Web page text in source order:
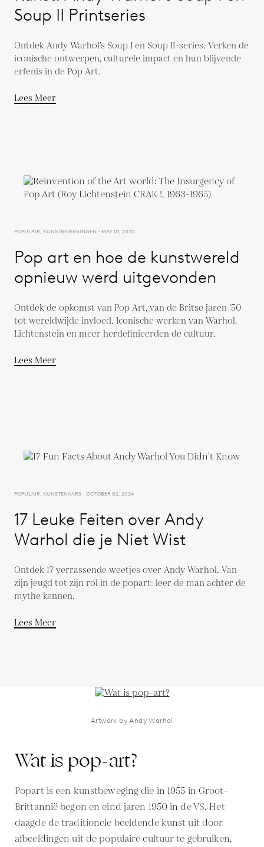
Soup II Printseries
Ontdek Andy Warhol’s Soup I en Soup II-series. Verken de
iconische ontwerpen, culturele impact en hun blijvende
erfenis in de Pop Art.
Lees Meer
POPULAIR, KUNSTBEWEGINGEN - MAY 01, 2020
Pop art en hoe de kunstwereld
opnieuw werd uitgevonden
Ontdek de opkomst van Pop Art, van de Britse jaren ’50
tot wereldwijde invloed. Iconische werken van Warhol,
Lichtenstein en meer herdefinieerden de cultuur.
Lees Meer
POPULAIR, KUNSTENAARS - OCTOBER 02, 2024
17 Leuke Feiten over Andy
Warhol die je Niet Wist
Ontdek 17 verrassende weetjes over Andy Warhol. Van
zijn jeugd tot zijn rol in de popart: leer de man achter de
mythe kennen.
Lees Meer
Artwork by Andy Warhol
Wat is pop-art?
Popart is een kunstbeweging die in 1955 in Groot-
Brittannië begon en eind jaren 1950 in de VS. Het
daagde de traditionele beeldende kunst uit door
afbeeldingen uit de populaire cultuur te gebruiken,